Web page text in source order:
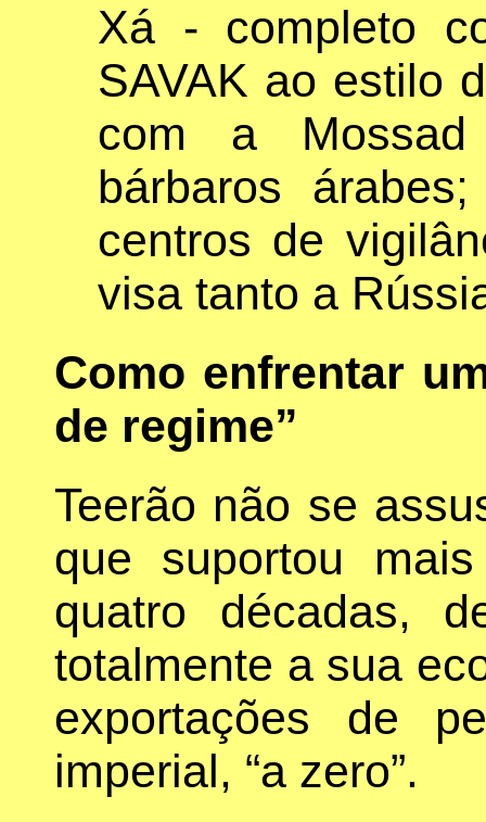
Xá - completo
SAVAK ao estilo
com a
bárbaros
centros de
visa tanto a
Como enfrentar
de regime”
Teerão não se
que suportou
quatro décadas,
totalmente a sua
exportações de
imperial, “a zero”.